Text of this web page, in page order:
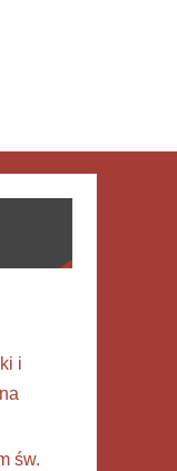
i
św.